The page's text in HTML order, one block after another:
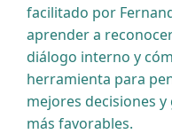
facilitado por
aprender a
diálogo interno y
herramienta para
mejores decisiones
más favorables.